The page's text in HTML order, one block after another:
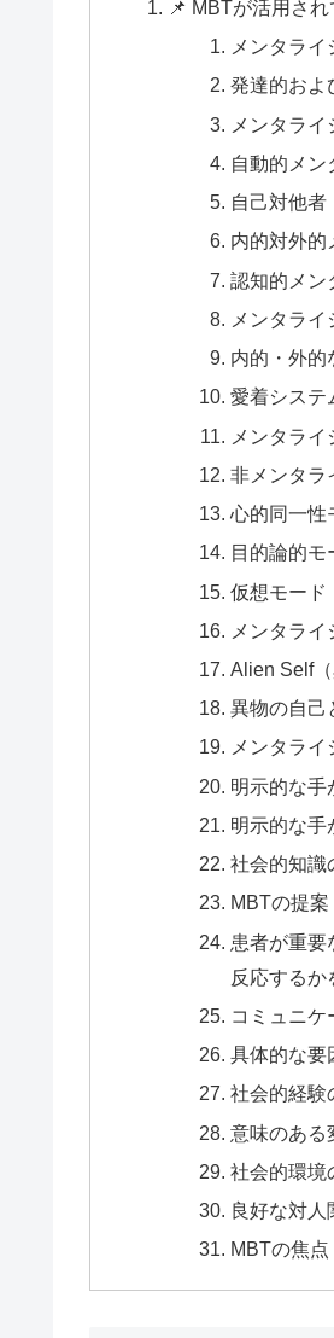
📌 MBTが活用さ
メンタラ
発達的およ
メンタラ
自動的メン
自己対他者
内的対外的
認知的メン
メンタラ
内的・外的
愛着システ
メンタラ
非メンタラ
心的同一性
目的論的モ
仮想モード
メンタラ
Alien Self
異物の自己
メンタラ
明示的な手
明示的な手
社会的知識
MBTの提案
患者が重要
反応するか
コミュニ
具体的な要
社会的経験
意味のある
社会的環境
良好な対人
MBTの焦点